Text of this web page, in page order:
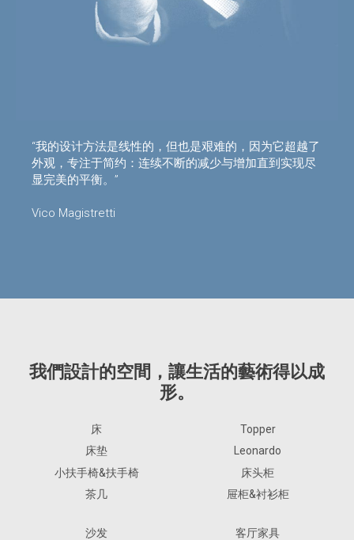
“我的设计方法是线性的，但也是艰难的，因为它超越了
外观，专注于简约：连续不断的减少与增加直到实现尽
显完美的平衡。”
Vico Magistretti
我們設計的空間，讓生活的藝術得以成
形。
床
床垫
小扶手椅&扶手椅
茶几
Topper
Leonardo
床头柜
屉柜&衬衫柜
沙发
客厅家具